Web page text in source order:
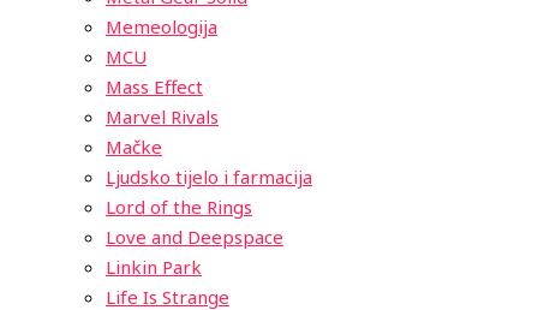
Memeologija
MCU
Mass Effect
Marvel Rivals
Mačke
Ljudsko tijelo i farmacija
Lord of the Rings
Love and Deepspace
Linkin Park
Life Is Strange